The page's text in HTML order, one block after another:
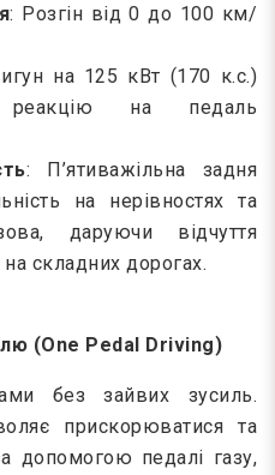
: Розгін від 0 до 100 км/
на 125 кВт (170 к.с.)
реакцію на педаль
: П’ятиважільна задня
на нерівностях та
даруючи відчуття
складних дорогах.
(One Pedal Driving)
без зайвих зусиль.
прискорюватися та
допомогою педалі газу,